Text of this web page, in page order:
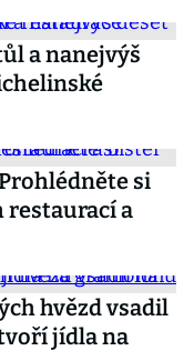
a nanejvýš
si
a
hvězd vsadil
jídla na